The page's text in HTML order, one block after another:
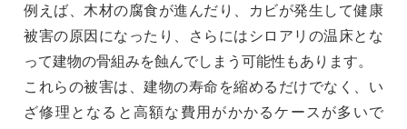
例えば、木材の腐食が進んだり、カビが発生して健康
被害の原因になったり、さらにはシロアリの温床とな
って建物の骨組みを蝕んでしまう可能性もあります。
これらの被害は、建物の寿命を縮めるだけでなく、い
ざ修理となると高額な費用がかかるケースが多いで